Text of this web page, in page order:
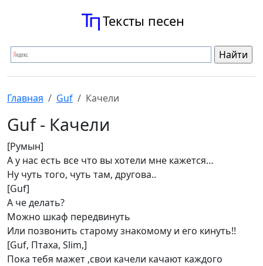
Тексты песен
Главная Guf Качели
Guf - Качели
[Румын]
А у нас есть все что вы хотели мне кажется…
Ну чуть того, чуть там, другова..
[Guf]
А че делать?
Можно шкаф передвинуть
Или позвонить старому знакомому и его кинуть!!
[Guf, Птаха, Slim,]
Пока тебя мажет ,свои качели качают каждого